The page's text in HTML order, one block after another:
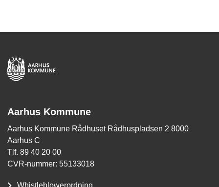
Aarhus Kommune
Aarhus Kommune Rådhuset Rådhuspladsen 2 8000
Aarhus C
Tlf. 89 40 20 00
CVR-nummer: 55133018